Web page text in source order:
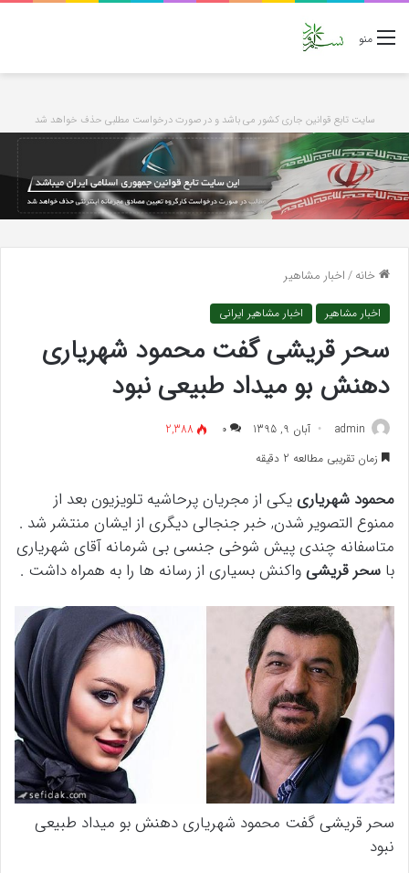
منو
سایت تابع قوانین جاری کشور می باشد و در صورت درخواست مطلبی حذف خواهد شد
خانه/اخبار مشاهیر
اخبار مشاهیر اخبار مشاهیر ایرانی
سحر قریشی گفت محمود شهریاری
دهنش بو میداد طبیعی نبود
admin آبان 9, 1395 ۰
2,388
زمان تقریبی مطالعه 2 دقیقه
محمود شهریارییکی از مجریان پرحاشیه تلویزیون بعد از
ممنوع التصویر شدن, خبر جنجالی دیگری از ایشان منتشر شد .
متاسفانه چندی پیش شوخی جنسی بی شرمانه آقای شهریاری
با سحر قریشیواکنش بسیاری از رسانه ها را به همراه داشت .
سحر قریشی گفت محمود شهریاری دهنش بو میداد طبیعی
نبود